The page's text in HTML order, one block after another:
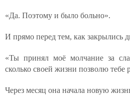
«Да. Поэтому и было больно».
И прямо перед тем, как закрылись
«Ты принял моё молчание за
сколько своей жизни позволю тебе
Через месяц она начала новую